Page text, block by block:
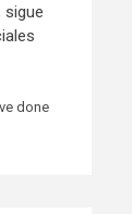
sigue
done